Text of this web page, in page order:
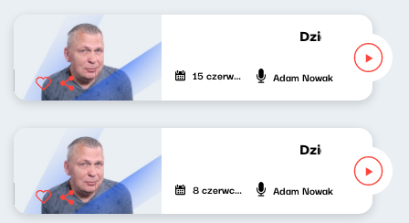
Dziękuję za
15 czerwca 2026 Adam Nowak
Dziękuję za
8 czerwca 2026 Adam Nowak